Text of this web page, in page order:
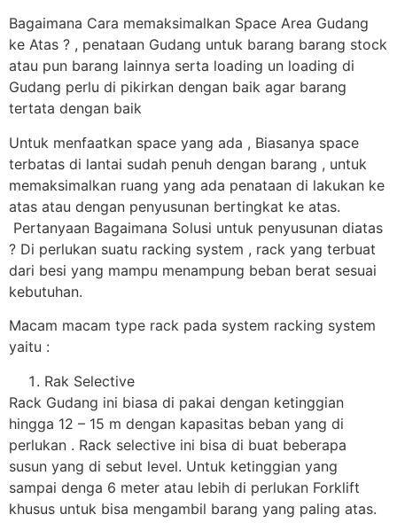
Bagaimana Cara memaksimalkan Space Area Gudang
ke Atas ? , penataan Gudang untuk barang barang stock
atau pun barang lainnya serta loading un loading di
Gudang perlu di pikirkan dengan baik agar barang
tertata dengan baik
Untuk menfaatkan space yang ada , Biasanya space
terbatas di lantai sudah penuh dengan barang , untuk
memaksimalkan ruang yang ada penataan di lakukan ke
atas atau dengan penyusunan bertingkat ke atas.
Pertanyaan Bagaimana Solusi untuk penyusunan diatas
? Di perlukan suatu racking system , rack yang terbuat
dari besi yang mampu menampung beban berat sesuai
kebutuhan.
Macam macam type rack pada system racking system
yaitu :
Rak Selective
Rack Gudang ini biasa di pakai dengan ketinggian
hingga 12 – 15 m dengan kapasitas beban yang di
perlukan . Rack selective ini bisa di buat beberapa
susun yang di sebut level. Untuk ketinggian yang
sampai denga 6 meter atau lebih di perlukan Forklift
khusus untuk bisa mengambil barang yang paling atas.